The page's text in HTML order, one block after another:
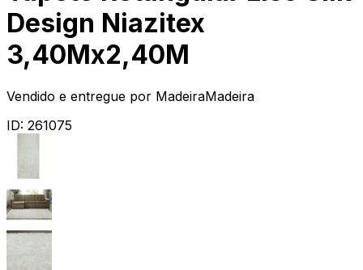
Design Niazitex
3,40Mx2,40M
Vendido e entregue por MadeiraMadeira
ID: 261075